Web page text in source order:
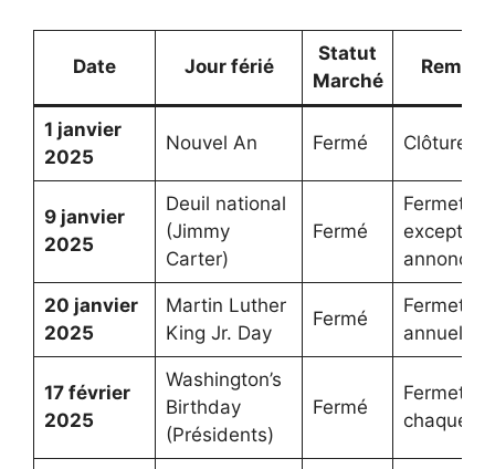
Date Jour férié
Statut
Marché
1 janvier
2025
Nouvel An Fermé Clôture
9 janvier
2025
Deuil national
(Jimmy
Carter)
Fermé
Fermeture
annoncée
20 janvier
2025
Martin Luther
King Jr. Day
Fermé
Fermeture
annuelle
17 février
2025
Washington’s
Birthday
(Présidents)
Fermé
Fermeture
chaque